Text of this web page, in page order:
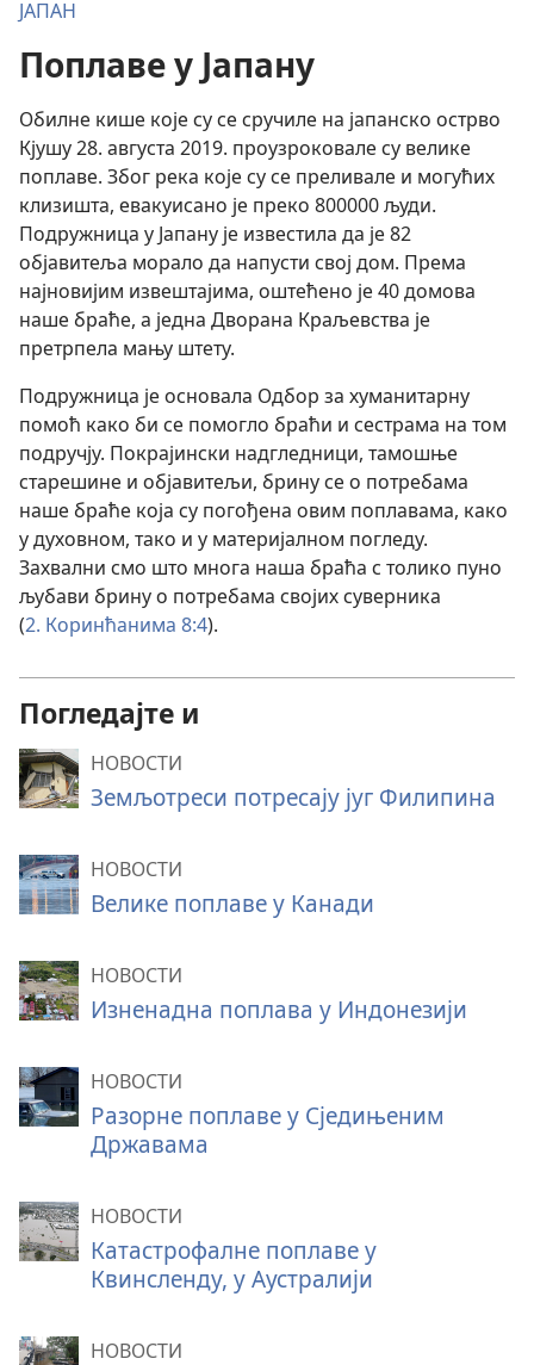
ЈАПАН
Поплаве у Јапану
Обилне кише које су се сручиле на јапанско острво
Кјушу 28. августа 2019. проузроковале су велике
поплаве. Због река које су се преливале и могућих
клизишта, евакуисано је преко 800000 људи.
Подружница у Јапану је известила да је 82
објавитеља морало да напусти свој дом. Према
најновијим извештајима, оштећено је 40 домова
наше браће, а једна Дворана Краљевства је
претрпела мању штету.
Подружница је основала Одбор за хуманитарну
помоћ како би се помогло браћи и сестрама на том
подручју. Покрајински надгледници, тамошње
старешине и објавитељи, брину се о потребама
наше браће која су погођена овим поплавама, како
у духовном, тако и у материјалном погледу.
Захвални смо што многа наша браћа с толико пуно
љубави брину о потребама својих суверника
(2. Коринћанима 8:4).
Погледајте и
НОВОСТИ
Земљотреси потресају југ Филипина
НОВОСТИ
Велике поплаве у Канади
НОВОСТИ
Изненадна поплава у Индонезији
НОВОСТИ
Разорне поплаве у Сједињеним
Државама
НОВОСТИ
Катастрофалне поплаве у
Квинсленду, у Аустралији
НОВОСТИ